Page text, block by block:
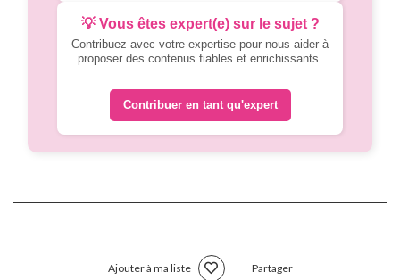
💡 Vous êtes expert(e) sur le sujet ?
Contribuez avec votre expertise pour nous aider à
proposer des contenus fiables et enrichissants.
Contribuer en tant qu'expert
Ajouter à ma liste Partager